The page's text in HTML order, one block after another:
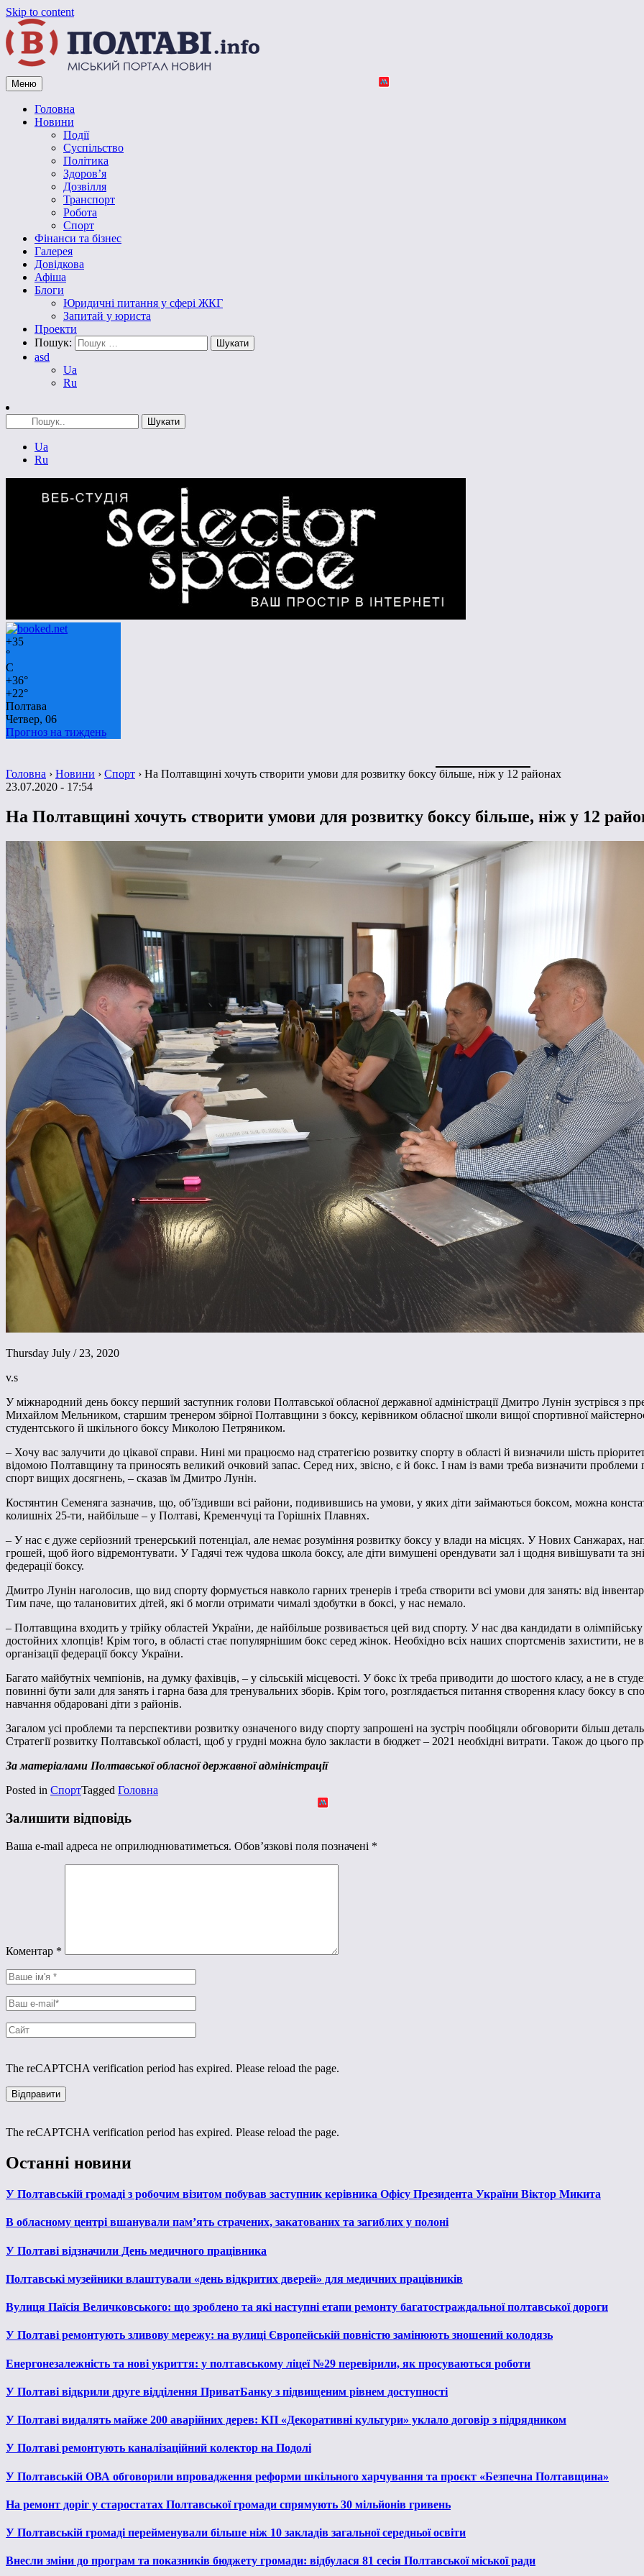
Skip to content
Vpoltave.info
Полтавський портал новин
Меню
Головна
Новини
Події
Суспільство
Політика
Здоров’я
Дозвілля
Транспорт
Робота
Спорт
Фінанси та бізнес
Галерея
Довідкова
Афіша
Блоги
Юридичні питання у сфері ЖКГ
Запитай у юриста
Проекти
Пошук:
asd
Ua
Ru
Ua
Ru
+35
°
C
+36°
+22°
Полтава
Четвер, 06
Прогноз на тиждень
Головна › Новини › Спорт › На Полтавщині хочуть створити умови для розвитку боксу більше, ніж у 12 районах
23.07.2020 - 17:54
На Полтавщині хочуть створити умови для розвитку боксу більше, ніж у 12
Thursday July / 23, 2020
v.s
У міжнародний день боксу перший заступник голови Полтавської обласної державної адміністрації Дмитро Лунін зустрівся з
Михайлом Мельником, старшим тренером збірної Полтавщини з боксу, керівником обласної школи вищої спортивної
студентського й шкільного боксу Миколою Петряником.
– Хочу вас залучити до цікавої справи. Нині ми працюємо над стратегією розвитку спорту в області й визначили шість
відомою Полтавщину та приносять великий очковий запас. Серед них, звісно, є й бокс. І нам із вами треба визначити
спорт вищих досягнень, – сказав їм Дмитро Лунін.
Костянтин Семеняга зазначив, що, об’їздивши всі райони, подивившись на умови, у яких діти займаються боксом, можна
колишніх 25-ти, найбільше – у Полтаві, Кременчуці та Горішніх Плавнях.
– У нас є дуже серйозний тренерський потенціал, але немає розуміння розвитку боксу у влади на місцях. У Нових Санжарах,
грошей, щоб його відремонтувати. У Гадячі теж чудова школа боксу, але діти вимушені орендувати зал і щодня вивішувати та
федерації боксу.
Дмитро Лунін наголосив, що вид спорту формується навколо гарних тренерів і треба створити всі умови для занять: від
Тим паче, що талановитих дітей, які б могли отримати чималі здобутки в боксі, у нас немало.
– Полтавщина входить у трійку областей України, де найбільше розвивається цей вид спорту. У нас два кандидати в
достойних хлопців! Крім того, в області стає популярнішим бокс серед жінок. Необхідно всіх наших спортсменів захистити, не
організації федерації боксу України.
Багато майбутніх чемпіонів, на думку фахівців, – у сільській місцевості. У бокс їх треба приводити до шостого класу, а не в
повинні бути зали для занять і гарна база для тренувальних зборів. Крім того, розглядається питання створення класу боксу в
навчання обдаровані діти з районів.
Загалом усі проблеми та перспективи розвитку означеного виду спорту запрошені на зустріч пообіцяли обговорити більш
Стратегії розвитку Полтавської області, щоб у грудні можна було закласти в бюджет – 2021 необхідні витрати. Також до цього
За матеріалами Полтавської обласної державної адміністрації
Posted in СпортTagged Головна
Залишити відповідь
Ваша e-mail адреса не оприлюднюватиметься. Обов’язкові поля позначені *
Коментар *
The reCAPTCHA verification period has expired. Please reload the page.
The reCAPTCHA verification period has expired. Please reload the page.
Останні новини
У Полтавській громаді з робочим візитом побував заступник керівника Офісу Президента України Віктор Микита
В обласному центрі вшанували пам’ять страчених, закатованих та загиблих у полоні
У Полтаві відзначили День медичного працівника
Полтавські музейники влаштували «день відкритих дверей» для медичних працівників
Вулиця Паїсія Величковського: що зроблено та які наступні етапи ремонту багатостраждальної полтавської дороги
У Полтаві ремонтують зливову мережу: на вулиці Європейській повністю замінюють зношений колодязь
Енергонезалежність та нові укриття: у полтавському ліцеї №29 перевірили, як просуваються роботи
У Полтаві відкрили друге відділення ПриватБанку з підвищеним рівнем доступності
У Полтаві видалять майже 200 аварійних дерев: КП «Декоративні культури» уклало договір з підрядником
У Полтаві ремонтують каналізаційний колектор на Подолі
У Полтавській ОВА обговорили впровадження реформи шкільного харчування та проєкт «Безпечна Полтавщина»
На ремонт доріг у старостатах Полтавської громади спрямують 30 мільйонів гривень
У Полтавській громаді перейменували більше ніж 10 закладів загальної середньої освіти
Внесли зміни до програм та показників бюджету громади: відбулася 81 сесія Полтавської міської ради